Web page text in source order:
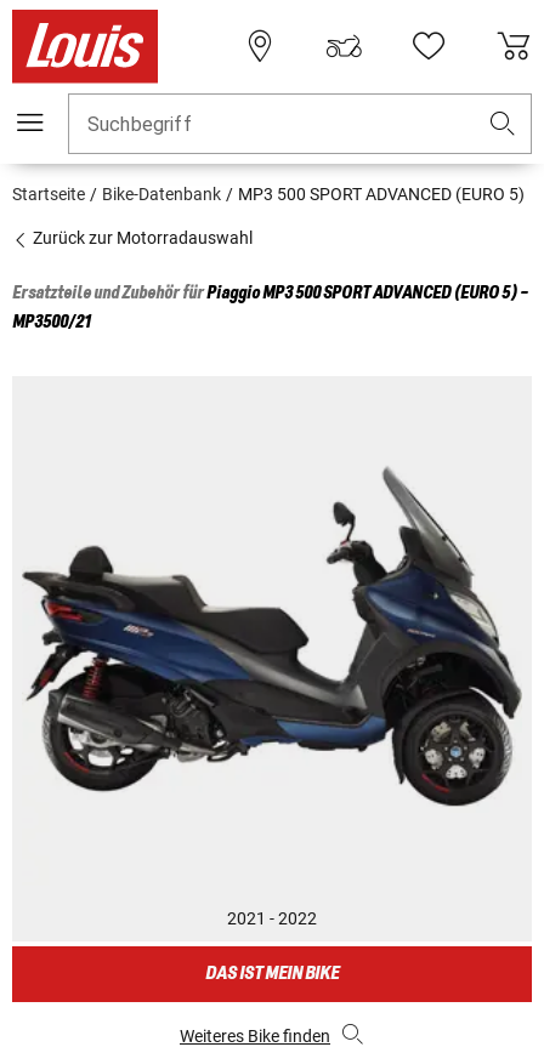
Suchbegriff
Startseite Bike-Datenbank MP3 500 SPORT ADVANCED (EURO 5)
Zurück zur Motorradauswahl
Ersatzteile und Zubehör fürPiaggioMP3 500 SPORT ADVANCED (EURO 5) -
MP3500/21
2021 - 2022
DAS IST MEIN BIKE
Weiteres Bike finden